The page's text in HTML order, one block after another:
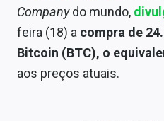
Finanças Pessoais
Mercados
Economia
Companydo mundo,
feira (18) a compra de
Bitcoin (BTC), o
aos preços atuais.